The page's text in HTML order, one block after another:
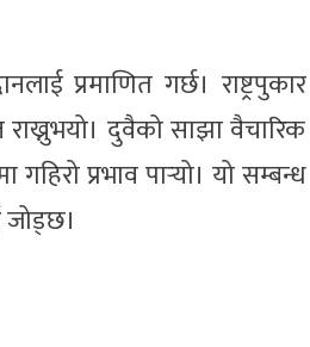
प्रमाणित गर्छ। राष्ट्रपुकार
राख्नुभयो। दुवैको साझा वैचारिक
प्रभाव पार्‍यो। यो सम्बन्ध
जोड्छ।